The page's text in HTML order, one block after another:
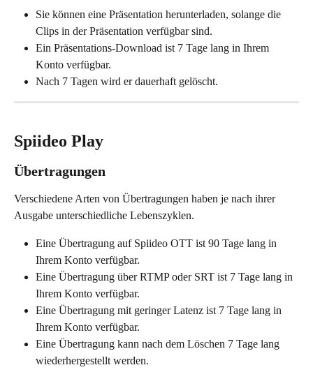
Sie können eine Präsentation herunterladen, solange die
Clips in der Präsentation verfügbar sind.
Ein Präsentations-Download ist 7 Tage lang in Ihrem
Konto verfügbar.
Nach 7 Tagen wird er dauerhaft gelöscht.
Spiideo Play
Übertragungen
Verschiedene Arten von Übertragungen haben je nach ihrer
Ausgabe unterschiedliche Lebenszyklen.
Eine Übertragung auf Spiideo OTT ist 90 Tage lang in
Ihrem Konto verfügbar.
Eine Übertragung über RTMP oder SRT ist 7 Tage lang in
Ihrem Konto verfügbar.
Eine Übertragung mit geringer Latenz ist 7 Tage lang in
Ihrem Konto verfügbar.
Eine Übertragung kann nach dem Löschen 7 Tage lang
wiederhergestellt werden.